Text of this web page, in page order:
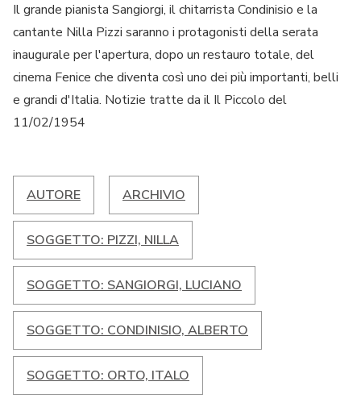
Il grande pianista Sangiorgi, il chitarrista Condinisio e la
cantante Nilla Pizzi saranno i protagonisti della serata
inaugurale per l'apertura, dopo un restauro totale, del
cinema Fenice che diventa così uno dei più importanti, belli
e grandi d'Italia. Notizie tratte da il Il Piccolo del
11/02/1954
AUTORE ARCHIVIO
SOGGETTO: PIZZI, NILLA
SOGGETTO: SANGIORGI, LUCIANO
SOGGETTO: CONDINISIO, ALBERTO
SOGGETTO: ORTO, ITALO